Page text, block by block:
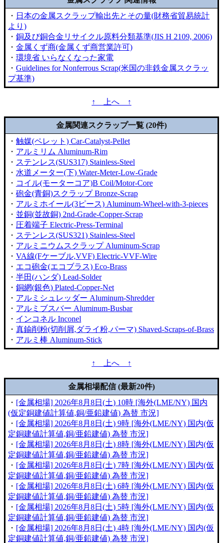
・ 日本の金属スクラップ輸出先とその量(財務省貿易統計
より)
・ 銅及び銅合金リサイクル原料分類基準(JIS H 2109, 2006)
・ 金属くず商(金属くず商営業許可)
・ 環境省 いらなくなった家電
・ Guidelines for Nonferrous Scrap(米国の非鉄金属スクラッ
プ基準)
↑ 上へ ↑
金属関連スクラップ一覧 (20件)
・ 触媒(ペレット) Car-Catalyst-Pellet
・ アルミリム Aluminum-Rim
・ ステンレス(SUS317) Stainless-Steel
・ 水道メーター(下) Water-Meter-Low-Grade
・ コイル(モーターコア)B Coil/Motor-Core
・ 砲金(青銅)スクラップ Bronze-Scrap
・ アルミホイール(3ピース) Aluminum-Wheel-with-3-pieces
・ 並銅(並故銅) 2nd-Grade-Copper-Scrap
・ 圧着端子 Electric-Press-Terminal
・ ステンレス(SUS321) Stainless-Steel
・ アルミニウムスクラップ Aluminum-Scrap
・ VA線(Fケーブル,VVF) Electric-VVF-Wire
・ エコ砲金(エコブラス) Eco-Brass
・ 半田(ハンダ) Lead-Solder
・ 銅網(銀色) Plated-Copper-Net
・ アルミシュレッダー Aluminum-Shredder
・ アルミブスバー Aluminum-Busbar
・ インコネル Inconel
・ 真鍮削粉(切削屑,ダライ粉,パーマ) Shaved-Scraps-of-Brass
・ アルミ棒 Aluminum-Stick
↑ 上へ ↑
金属相場配信 (最新20件)
・ [金属相場] 2026年8月8日(土) 10時 [海外(LME/NY) 国内
(仮定銅建値計算値,銅/亜鉛建値) 為替 市況]
・ [金属相場] 2026年8月8日(土) 9時 [海外(LME/NY) 国内(仮
定銅建値計算値,銅/亜鉛建値) 為替 市況]
・ [金属相場] 2026年8月8日(土) 8時 [海外(LME/NY) 国内(仮
定銅建値計算値,銅/亜鉛建値) 為替 市況]
・ [金属相場] 2026年8月8日(土) 7時 [海外(LME/NY) 国内(仮
定銅建値計算値,銅/亜鉛建値) 為替 市況]
・ [金属相場] 2026年8月8日(土) 6時 [海外(LME/NY) 国内(仮
定銅建値計算値,銅/亜鉛建値) 為替 市況]
・ [金属相場] 2026年8月8日(土) 5時 [海外(LME/NY) 国内(仮
定銅建値計算値,銅/亜鉛建値) 為替 市況]
・ [金属相場] 2026年8月8日(土) 4時 [海外(LME/NY) 国内(仮
定銅建値計算値,銅/亜鉛建値) 為替 市況]